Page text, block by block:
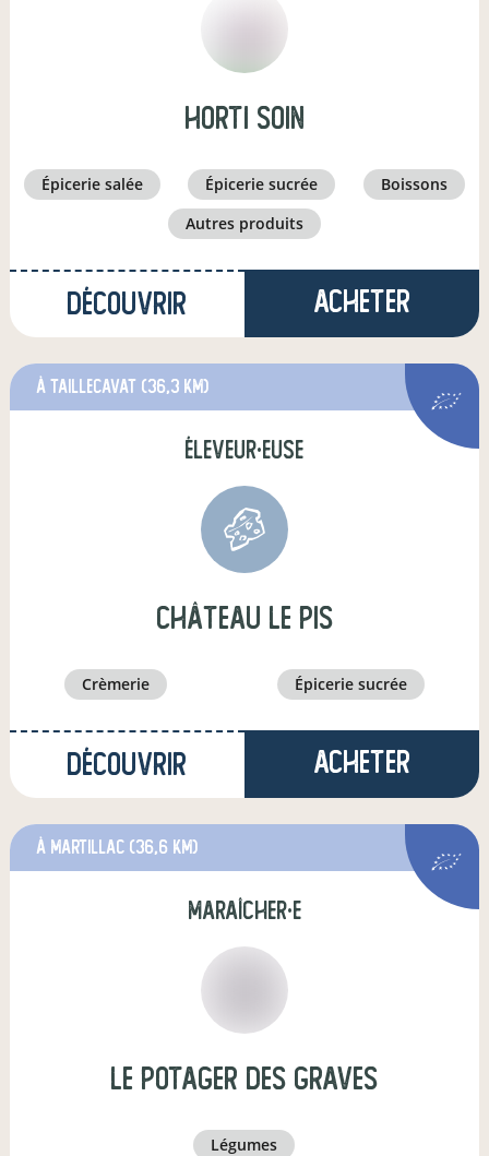
Horti soin
épicerie salée épicerie sucrée
boissons
autres produits
Découvrir Acheter
à Taillecavat (36,3 km)
éleveur·euse
Château Le Pis
crèmerie épicerie sucrée
Découvrir Acheter
à Martillac (36,6 km)
maraîcher·e
Le potager des graves
légumes